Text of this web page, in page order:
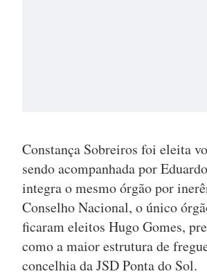
Constança Sobreiros foi eleita
sendo acompanhada por
integra o mesmo órgão por
Conselho Nacional, o único
ficaram eleitos Hugo Gomes,
como a maior estrutura de
concelhia da JSD Ponta do Sol.